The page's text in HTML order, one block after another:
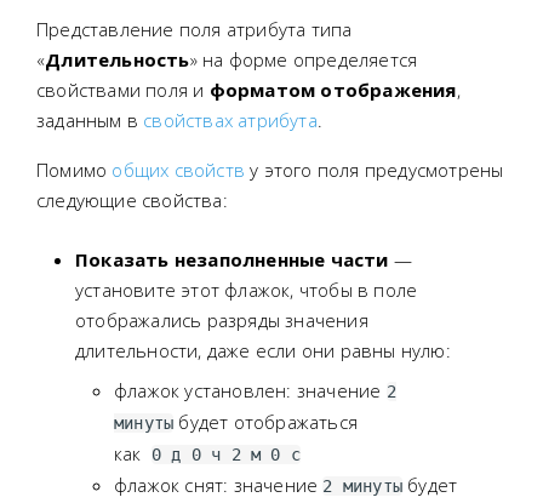
Представление поля атрибута типа
«Длительность» на форме определяется
свойствами поля и форматом отображения,
заданным в свойствах атрибута.
Помимо общих свойств у этого поля предусмотрены
следующие свойства:
Показать незаполненные части —
установите этот флажок, чтобы в поле
отображались разряды значения
длительности, даже если они равны нулю:
флажок установлен: значение 2
минуты будет отображаться
как
0 д 0 ч 2 м 0 с
флажок снят: значение 2 минуты будет